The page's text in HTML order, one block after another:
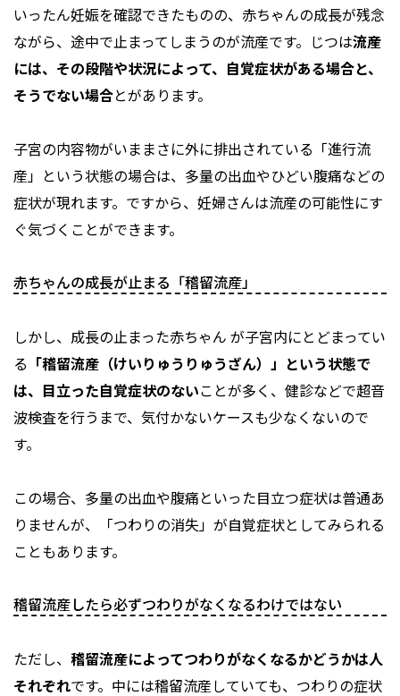
いったん妊娠を確認できたものの、赤ちゃんの成長が残念
ながら、途中で止まってしまうのが流産です。じつは流産
には、その段階や状況によって、自覚症状がある場合と、
そうでない場合とがあります。
子宮の内容物がいままさに外に排出されている「進行流
産」という状態の場合は、多量の出血やひどい腹痛などの
症状が現れます。ですから、妊婦さんは流産の可能性にす
ぐ気づくことができます。
赤ちゃんの成長が止まる「稽留流産」
しかし、成長の止まった赤ちゃん が子宮内にとどまってい
る 「稽留流産（けいりゅうりゅうざん）」という状態で
は、目立った自覚症状のないことが多く、健診などで超音
波検査を行うまで、気付かないケースも少なくないので
す。
この場合、多量の出血や腹痛といった目立つ症状は普通あ
りませんが、「つわりの消失」が自覚症状としてみられる
こともあります。
稽留流産したら必ずつわりがなくなるわけではない
ただし、 稽留流産によってつわりがなくなるかどうかは人
それぞれです。中には稽留流産していても、つわりの症状